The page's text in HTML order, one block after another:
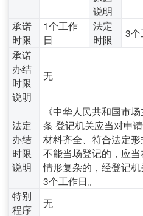
说明
承诺
时限
1个工作
日
法定
时限
3个
承诺
办结
时限
说明
无
法定
办结
时限
说明
《中华人民共和国市
条 登记机关应当对申
材料齐全、符合法定形
不能当场登记的，应
情形复杂的，经登记
3个工作日。
特别
程序
无